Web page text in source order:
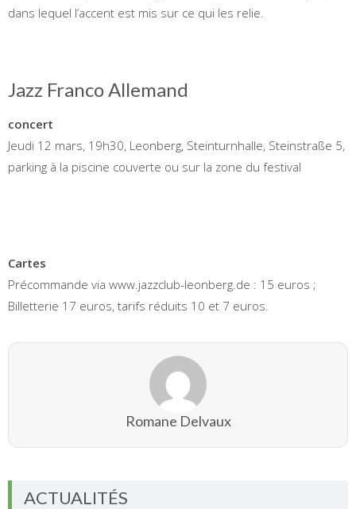
dans lequel l’accent est mis sur ce qui les relie.
Jazz Franco Allemand
concert
Jeudi 12 mars, 19h30, Leonberg, Steinturnhalle, Steinstraße 5,
parking à la piscine couverte ou sur la zone du festival
Cartes
Précommande via www.jazzclub-leonberg.de : 15 euros ;
Billetterie 17 euros, tarifs réduits 10 et 7 euros.
Romane Delvaux
ACTUALITÉS